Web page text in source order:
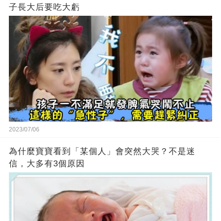
子長大后要吃大虧
2023/07/06
為什麼寶寶看到「某個人」會突然大哭？不是迷
信，大多有3個原因